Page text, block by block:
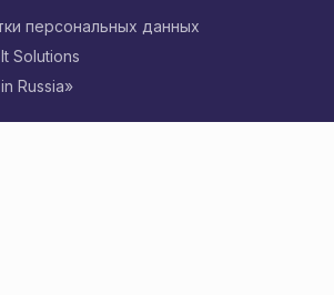
Russia»
персональных данных
Solutions